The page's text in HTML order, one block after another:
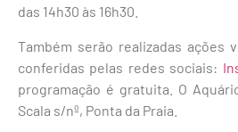
das 14h30 às 16h30.
Também serão realizadas ações
conferidas pelas redes sociais:
programação é gratuita. O
Scala s/nº, Ponta da Praia.